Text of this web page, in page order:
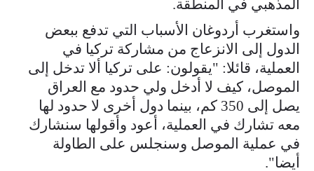
المذهبي في المنطقة.
واستغرب أردوغان الأسباب التي تدفع ببعض
الدول إلى الانزعاج من مشاركة تركيا في
العملية، قائلا: "يقولون: على تركيا ألا تدخل إلى
الموصل، كيف لا أدخل ولي حدود مع العراق
يصل إلى 350 كم، بينما دول أخرى لا حدود لها
معه تشارك في العملية، أعود وأقولها سنشارك
في عملية الموصل وسنجلس على الطاولة
أيضا".